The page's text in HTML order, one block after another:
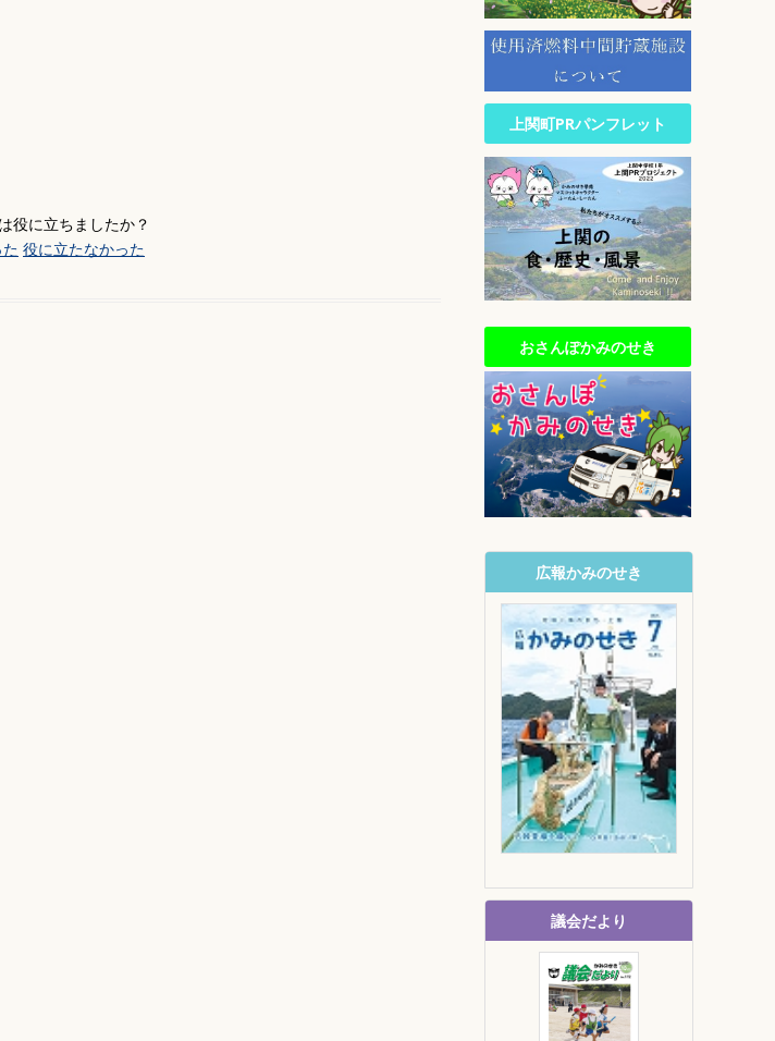
役に立ちましたか？
役に立たなかった
上関町PRパンフレット
おさんぽかみのせき
広報かみのせき
議会だより